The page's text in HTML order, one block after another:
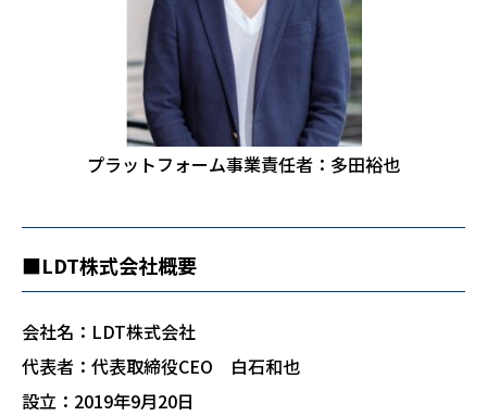
プラットフォーム事業責任者：多田裕也
■LDT株式会社概要
会社名：LDT株式会社
代表者：代表取締役CEO 白石和也
設立：2019年9月20日